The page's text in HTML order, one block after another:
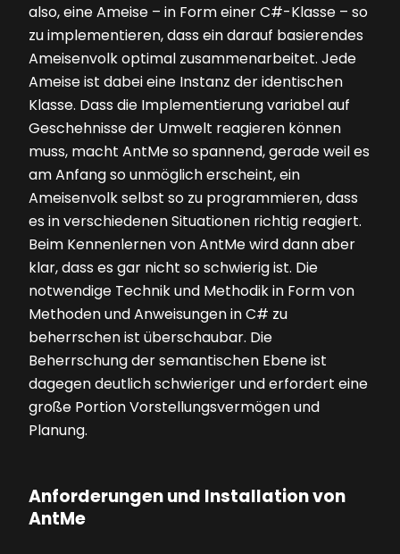
also, eine Ameise – in Form einer C#-Klasse – so
zu implementieren, dass ein darauf basierendes
Ameisenvolk optimal zusammenarbeitet. Jede
Ameise ist dabei eine Instanz der identischen
Klasse. Dass die Implementierung variabel auf
Geschehnisse der Umwelt reagieren können
muss, macht AntMe so spannend, gerade weil es
am Anfang so unmöglich erscheint, ein
Ameisenvolk selbst so zu programmieren, dass
es in verschiedenen Situationen richtig reagiert.
Beim Kennenlernen von AntMe wird dann aber
klar, dass es gar nicht so schwierig ist. Die
notwendige Technik und Methodik in Form von
Methoden und Anweisungen in C# zu
beherrschen ist überschaubar. Die
Beherrschung der semantischen Ebene ist
dagegen deutlich schwieriger und erfordert eine
große Portion Vorstellungsvermögen und
Planung.
Anforderungen und Installation von
AntMe